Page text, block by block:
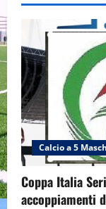
Calcio a 5
Coppa Italia
accoppiamenti